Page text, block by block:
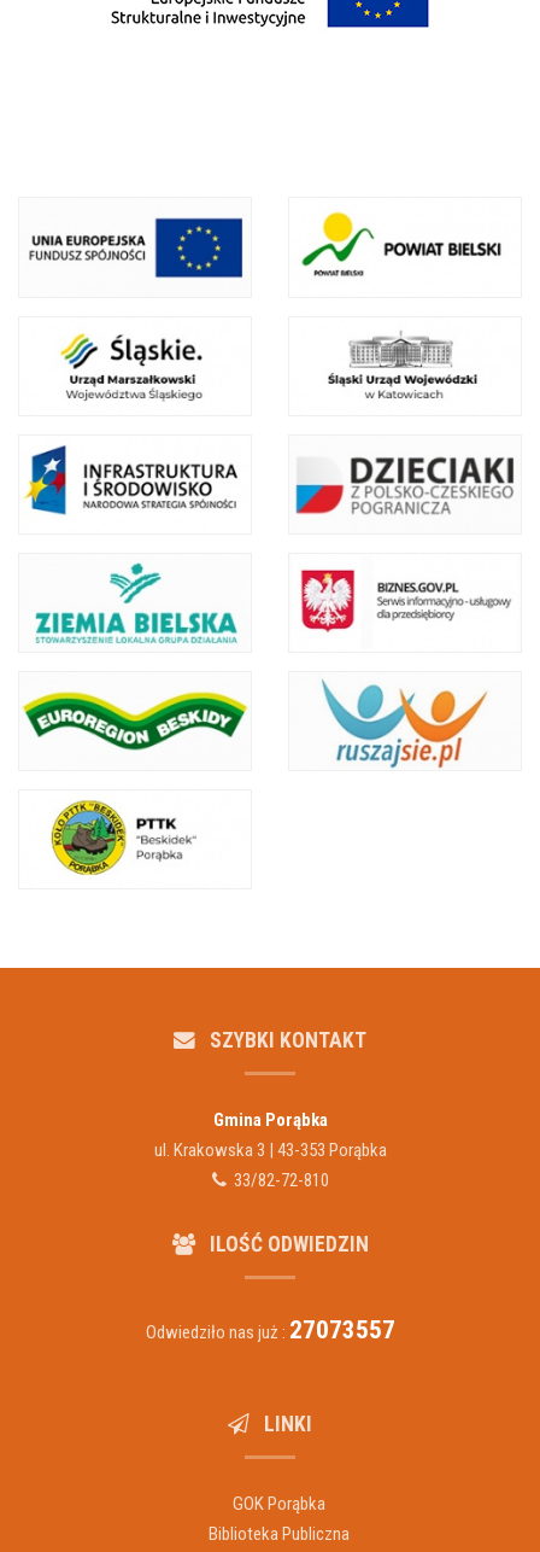
SZYBKI KONTAKT
Gmina Porąbka
ul. Krakowska 3 | 43-353 Porąbka
33/82-72-810
ILOŚĆ ODWIEDZIN
Odwiedziło nas już : 27073557
LINKI
GOK Porąbka
Biblioteka Publiczna